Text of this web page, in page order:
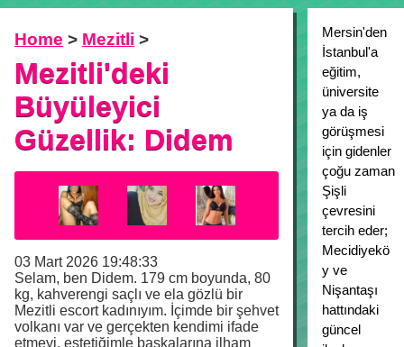
Home > Mezitli >
Mezitli'deki
Büyüleyici
Güzellik: Didem
03 Mart 2026 19:48:33
Selam, ben Didem. 179 cm boyunda, 80
kg, kahverengi saçlı ve ela gözlü bir
Mezitli escort kadınıyım. İçimde bir şehvet
volkanı var ve gerçekten kendimi ifade
etmeyi, estetiğimle başkalarına ilham
Mersin'den
İstanbul'a
eğitim,
üniversite
ya da iş
görüşmesi
için gidenler
çoğu zaman
Şişli
çevresini
tercih eder;
Mecidiyekö
y ve
Nişantaşı
hattındaki
güncel